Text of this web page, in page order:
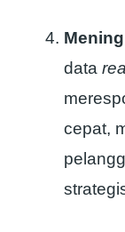
data
cepat,